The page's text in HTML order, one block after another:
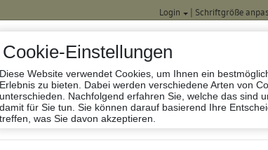
Cookie-Einstellungen
Diese Website verwendet Cookies, um Ihnen ein
Erlebnis zu bieten. Dabei werden verschiedene Arten von
unterschieden. Nachfolgend erfahren Sie, welche das sind
damit für Sie tun. Sie können darauf basierend Ihre
treffen, was Sie davon akzeptieren.
Login | Schriftgröße
Datenbank